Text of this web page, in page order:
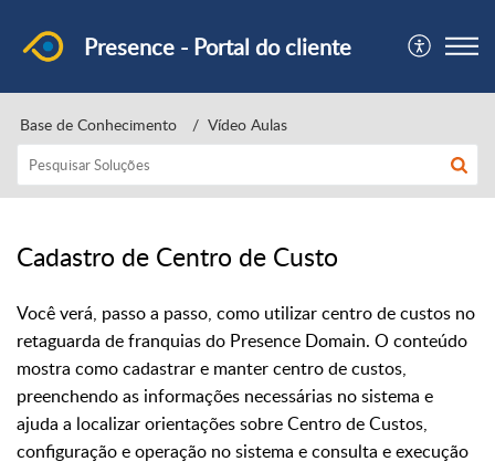
Presence - Portal do cliente
Base de Conhecimento Vídeo Aulas
Cadastro de Centro de Custo
Você verá, passo a passo, como utilizar centro de custos no
retaguarda de franquias do Presence Domain. O conteúdo
mostra como cadastrar e manter centro de custos,
preenchendo as informações necessárias no sistema e
ajuda a localizar orientações sobre Centro de Custos,
configuração e operação no sistema e consulta e execução